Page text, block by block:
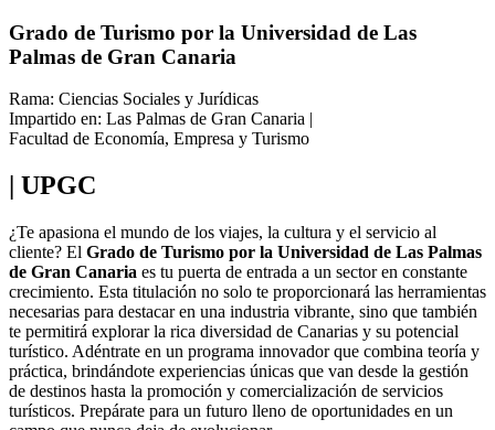
Grado de Turismo por la Universidad de Las
Palmas de Gran Canaria
Rama: Ciencias Sociales y Jurídicas
Impartido en: Las Palmas de Gran Canaria |
Facultad de Economía, Empresa y Turismo
| UPGC
¿Te apasiona el mundo de los viajes, la cultura y el servicio al
cliente? El Grado de Turismo por la Universidad de Las Palmas
de Gran Canaria es tu puerta de entrada a un sector en constante
crecimiento. Esta titulación no solo te proporcionará las herramientas
necesarias para destacar en una industria vibrante, sino que también
te permitirá explorar la rica diversidad de Canarias y su potencial
turístico. Adéntrate en un programa innovador que combina teoría y
práctica, brindándote experiencias únicas que van desde la gestión
de destinos hasta la promoción y comercialización de servicios
turísticos. Prepárate para un futuro lleno de oportunidades en un